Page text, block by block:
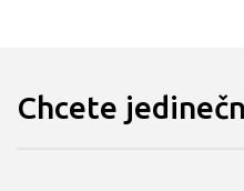
Chcete